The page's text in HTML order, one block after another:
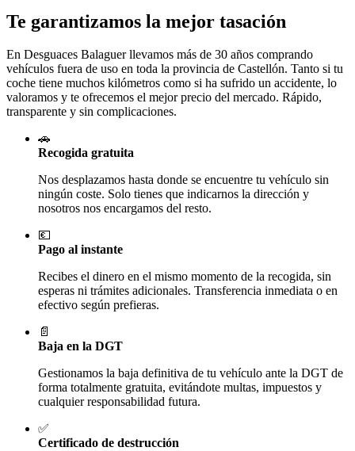
Te garantizamos la mejor tasación
En Desguaces Balaguerllevamos más de 30 años comprando
vehículos fuera de uso en toda la provincia de Castellón. Tanto si tu
coche tiene muchos kilómetros como si ha sufrido un accidente, lo
valoramos y te ofrecemos el mejor precio del mercado. Rápido,
transparente y sin complicaciones.
🚗
Recogida gratuita
Nos desplazamos hasta donde se encuentre tu vehículo sin
ningún coste. Solo tienes que indicarnos la dirección y
nosotros nos encargamos del resto.
💶
Pago al instante
Recibes el dinero en el mismo momento de la recogida, sin
esperas ni trámites adicionales. Transferencia inmediata o en
efectivo según prefieras.
📄
Baja en la DGT
Gestionamos la baja definitiva de tu vehículo ante la DGT de
forma totalmente gratuita, evitándote multas, impuestos y
cualquier responsabilidad futura.
✅
Certificado de destrucción